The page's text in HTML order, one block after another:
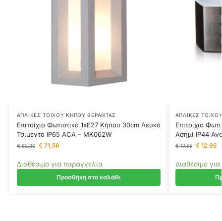
ΑΠΛΊΚΕΣ ΤΟΊΧΟΥ ΚΉΠΟΥ ΒΕΡΆΝΤΑΣ
Επιτοίχιο Φωτιστικό 1xE27 Κήπου 30cm Λευκό
Τσιμέντο IP65 ACA – MK062W
€82,30 €71,56
Διαθέσιμο για παραγγελία
Προσθήκη στο καλάθι
ΑΠΛΊΚΕΣ
Επιτοίχιο
Ασημί ΙP44
€17,55 €12,95
Διαθέσιμο